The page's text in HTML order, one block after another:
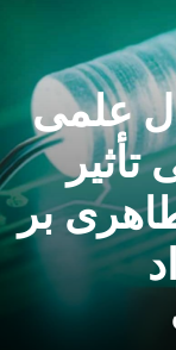
علمی
تأثیر
بر